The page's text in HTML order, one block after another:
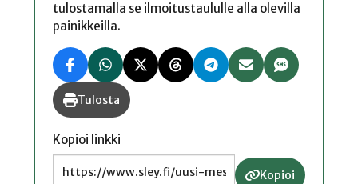
tulostamalla se ilmoitustaululle alla olevilla
painikkeilla.
Tulosta
Kopioi linkki
Kopioi